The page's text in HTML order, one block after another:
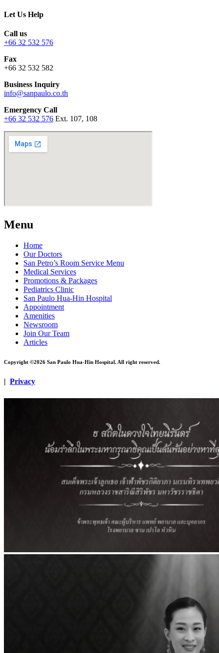
Let Us Help
Call us
+66 32 532 576
Fax
+66 32 532 582
Business Inquiry
info@sanpaulo.co.th
Emergency Call
+66 32 532 576 Ext. 107, 108
Menu
Home
Our Doctors
San Petro’s Room Service Menu
Medical Services
Promotions & Packages
Pediatrics Clinic
San Paulo Hua-Hin Hospital
Appointment
Amenities
Newsroom
Join Our Team
Articles
Copyright ©2026 San Paulo Hua-Hin Hospital. All right reserved.
| Privacy